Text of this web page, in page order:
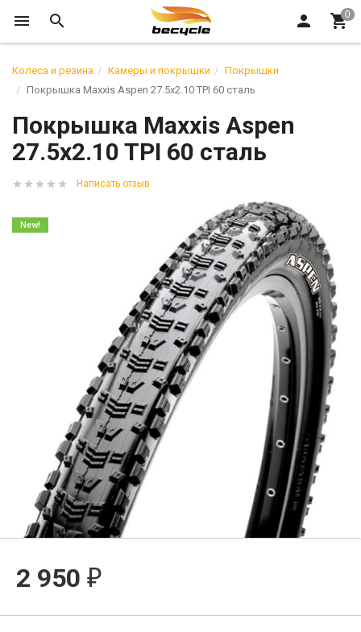
Колеса и резина Камеры и покрышки
Покрышки
Покрышка Maxxis Aspen 27.5x2.10 TPI 60 сталь
Покрышка Maxxis Aspen
27.5x2.10 TPI 60 сталь
Написать отзыв
New!
2 950 ₽